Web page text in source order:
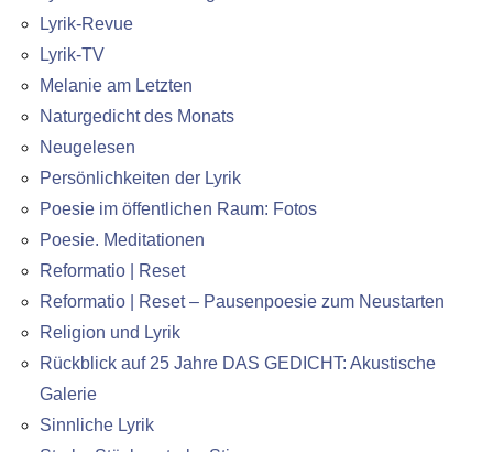
Lyrik-Revue
Lyrik-TV
Melanie am Letzten
Naturgedicht des Monats
Neugelesen
Persönlichkeiten der Lyrik
Poesie im öffentlichen Raum: Fotos
Poesie. Meditationen
Reformatio | Reset
Reformatio | Reset – Pausenpoesie zum Neustarten
Religion und Lyrik
Rückblick auf 25 Jahre DAS GEDICHT: Akustische
Galerie
Sinnliche Lyrik